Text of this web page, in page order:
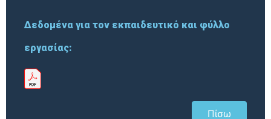
Δεδομένα για τον εκπαιδευτικό και φύλλο
εργασίας:
Πίσω